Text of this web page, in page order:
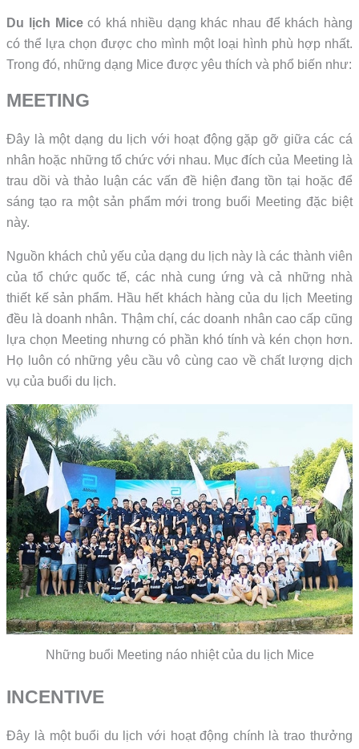
Du lịch Micecó khá nhiều dạng khác nhau để khách hàng
có thể lựa chọn được cho mình một loại hình phù hợp nhất.
Trong đó, những dạng Mice được yêu thích và phổ biến như:
MEETING
Đây là một dạng du lịch với hoạt động gặp gỡ giữa các cá
nhân hoặc những tổ chức với nhau. Mục đích của Meeting là
trau dồi và thảo luận các vấn đề hiện đang tồn tại hoặc để
sáng tạo ra một sản phẩm mới trong buổi Meeting đặc biệt
này.
Nguồn khách chủ yếu của dạng du lịch này là các thành viên
của tổ chức quốc tế, các nhà cung ứng và cả những nhà
thiết kế sản phẩm. Hầu hết khách hàng của du lịch Meeting
đều là doanh nhân. Thậm chí, các doanh nhân cao cấp cũng
lựa chọn Meeting nhưng có phần khó tính và kén chọn hơn.
Họ luôn có những yêu cầu vô cùng cao về chất lượng dịch
vụ của buổi du lịch.
Những buổi Meeting náo nhiệt của du lịch Mice
INCENTIVE
Đây là một buổi du lịch với hoạt động chính là trao thưởng